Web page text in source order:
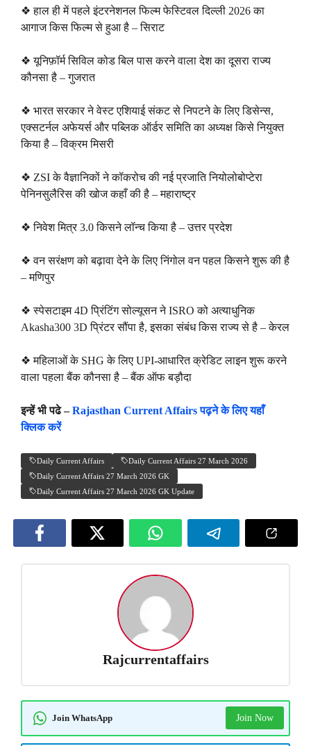
❖ हाल ही में पहले इंटरनेशनल फिल्म फेस्टिवल दिल्ली 2026 का
आगाज किस फिल्म से हुआ है – सिराट
❖ यूनिफ़ॉर्म सिविल कोड बिल पास करने वाला देश का दूसरा राज्य
कौनसा है – गुजरात
❖ भारत सरकार ने वेस्ट एशियाई संकट से निपटने के लिए डिसेन्स,
एक्सटर्नल अफेयर्स और पब्लिक ऑर्डर समिति का अध्यक्ष किसे नियुक्त
किया है – विक्रम मिसरी
❖ ZSI के वैज्ञानिकों ने कॉकरोच की नई प्रजाति नियोलोबोप्टेरा
पेनिनसुलैरिस की खोज कहाँ की है – महाराष्ट्र
❖ निवेश मित्र 3.0 किसने लॉन्च किया है – उत्तर प्रदेश
❖ वन सरंक्षण को बढ़ावा देने के लिए निंगोल वन पहल किसने शुरू की है
– मणिपुर
❖ स्पेसटाइम 4D प्रिंटिंग सोल्यूसन ने ISRO को अत्याधुनिक
Akasha300 3D प्रिंटर सौंपा है, इसका संबंध किस राज्य से है – केरल
❖ महिलाओं के SHG के लिए UPI-आधारित क्रेडिट लाइन शुरू करने
वाला पहला बैंक कौनसा है – बैंक ऑफ बड़ौदा
इन्हें भी पढे –Rajasthan Current Affairs पढ़ने के लिए यहाँ
क्लिक करें
Daily Current Affairs
Daily Current Affairs 27 March 2026
Daily Current Affairs 27 March 2026 GK
Daily Current Affairs 27 March 2026 GK Update
Rajcurrentaffairs
Join WhatsApp Join Now